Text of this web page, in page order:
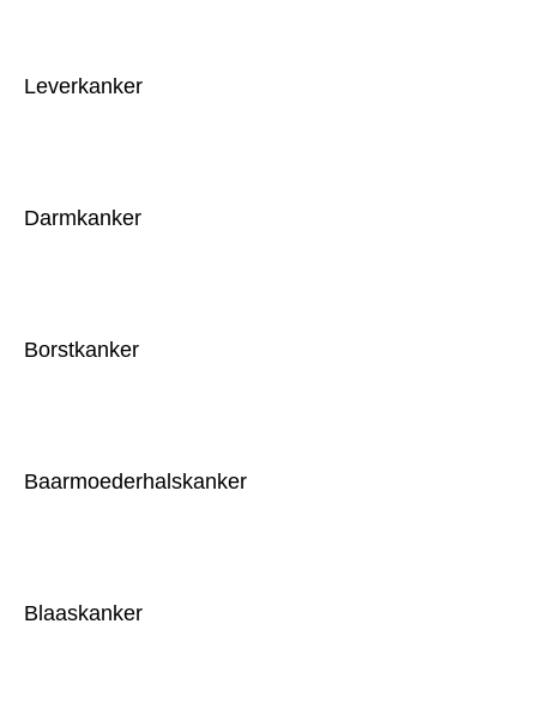
Leverkanker
Darmkanker
Borstkanker
Baarmoederhalskanker
Blaaskanker